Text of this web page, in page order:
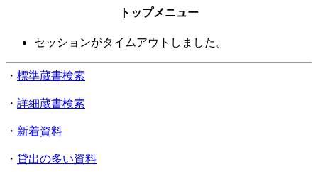
トップメニュー
セッションがタイムアウトしました。
・ 標準蔵書検索
・ 詳細蔵書検索
・ 新着資料
・ 貸出の多い資料